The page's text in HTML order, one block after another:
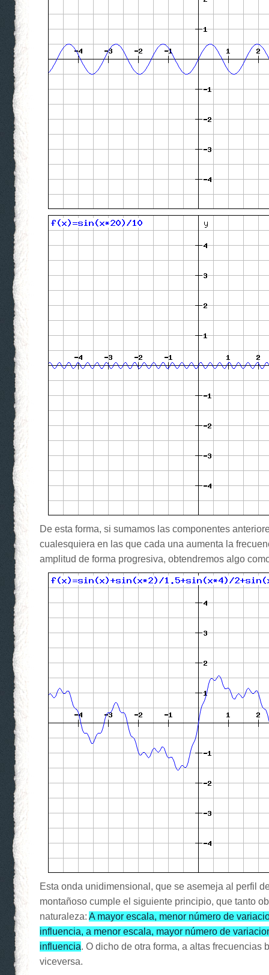
De esta forma, si sumamos las componentes
cualesquiera en las que cada una aumenta la
amplitud de forma progresiva, obtendremos algo
Esta onda unidimensional, que se asemeja al perfil
montañoso cumple el siguiente principio, que tanto
naturaleza: A mayor escala, menor número de
influencia, a menor escala, mayor número de
influencia. O dicho de otra forma, a altas frecuencias
viceversa.